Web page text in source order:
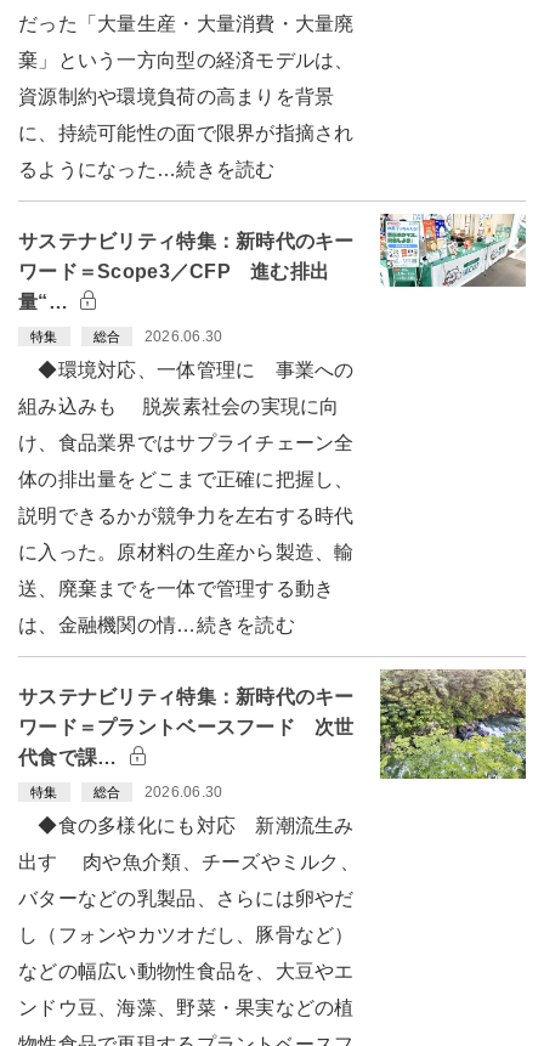
だった「大量生産・大量消費・大量廃
棄」という一方向型の経済モデルは、
資源制約や環境負荷の高まりを背景
に、持続可能性の面で限界が指摘され
るようになった…続きを読む
サステナビリティ特集：新時代のキー
ワード＝Scope3／CFP 進む排出
量“…
特集 総合 2026.06.30
◆環境対応、一体管理に 事業への
組み込みも 脱炭素社会の実現に向
け、食品業界ではサプライチェーン全
体の排出量をどこまで正確に把握し、
説明できるかが競争力を左右する時代
に入った。原材料の生産から製造、輸
送、廃棄までを一体で管理する動き
は、金融機関の情…続きを読む
サステナビリティ特集：新時代のキー
ワード＝プラントベースフード 次世
代食で課…
特集 総合 2026.06.30
◆食の多様化にも対応 新潮流生み
出す 肉や魚介類、チーズやミルク、
バターなどの乳製品、さらには卵やだ
し（フォンやカツオだし、豚骨など）
などの幅広い動物性食品を、大豆やエ
ンドウ豆、海藻、野菜・果実などの植